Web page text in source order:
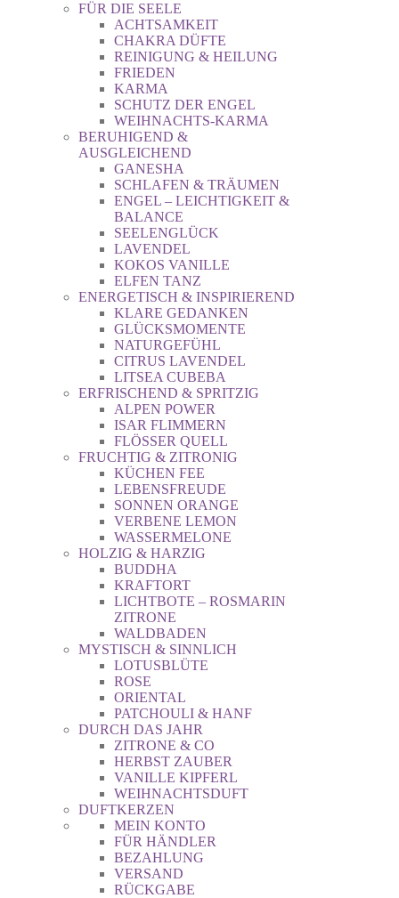
FÜR DIE SEELE
ACHTSAMKEIT
CHAKRA DÜFTE
REINIGUNG & HEILUNG
FRIEDEN
KARMA
SCHUTZ DER ENGEL
WEIHNACHTS-KARMA
BERUHIGEND &
AUSGLEICHEND
GANESHA
SCHLAFEN & TRÄUMEN
ENGEL – LEICHTIGKEIT &
BALANCE
SEELENGLÜCK
LAVENDEL
KOKOS VANILLE
ELFEN TANZ
ENERGETISCH & INSPIRIEREND
KLARE GEDANKEN
GLÜCKSMOMENTE
NATURGEFÜHL
CITRUS LAVENDEL
LITSEA CUBEBA
ERFRISCHEND & SPRITZIG
ALPEN POWER
ISAR FLIMMERN
FLÖSSER QUELL
FRUCHTIG & ZITRONIG
KÜCHEN FEE
LEBENSFREUDE
SONNEN ORANGE
VERBENE LEMON
WASSERMELONE
HOLZIG & HARZIG
BUDDHA
KRAFTORT
LICHTBOTE – ROSMARIN
ZITRONE
WALDBADEN
MYSTISCH & SINNLICH
LOTUSBLÜTE
ROSE
ORIENTAL
PATCHOULI & HANF
DURCH DAS JAHR
ZITRONE & CO
HERBST ZAUBER
VANILLE KIPFERL
WEIHNACHTSDUFT
DUFTKERZEN
MEIN KONTO
FÜR HÄNDLER
BEZAHLUNG
VERSAND
RÜCKGABE